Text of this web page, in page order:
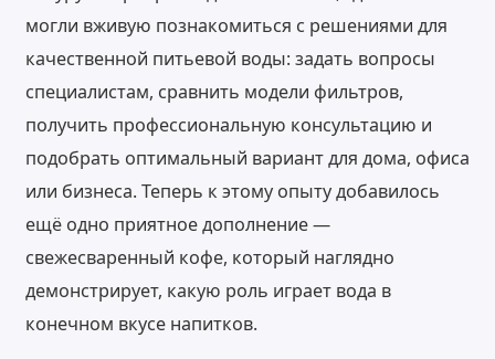
могли вживую познакомиться с решениями для
качественной питьевой воды: задать вопросы
специалистам, сравнить модели фильтров,
получить профессиональную консультацию и
подобрать оптимальный вариант для дома, офиса
или бизнеса. Теперь к этому опыту добавилось
ещё одно приятное дополнение —
свежесваренный кофе, который наглядно
демонстрирует, какую роль играет вода в
конечном вкусе напитков.